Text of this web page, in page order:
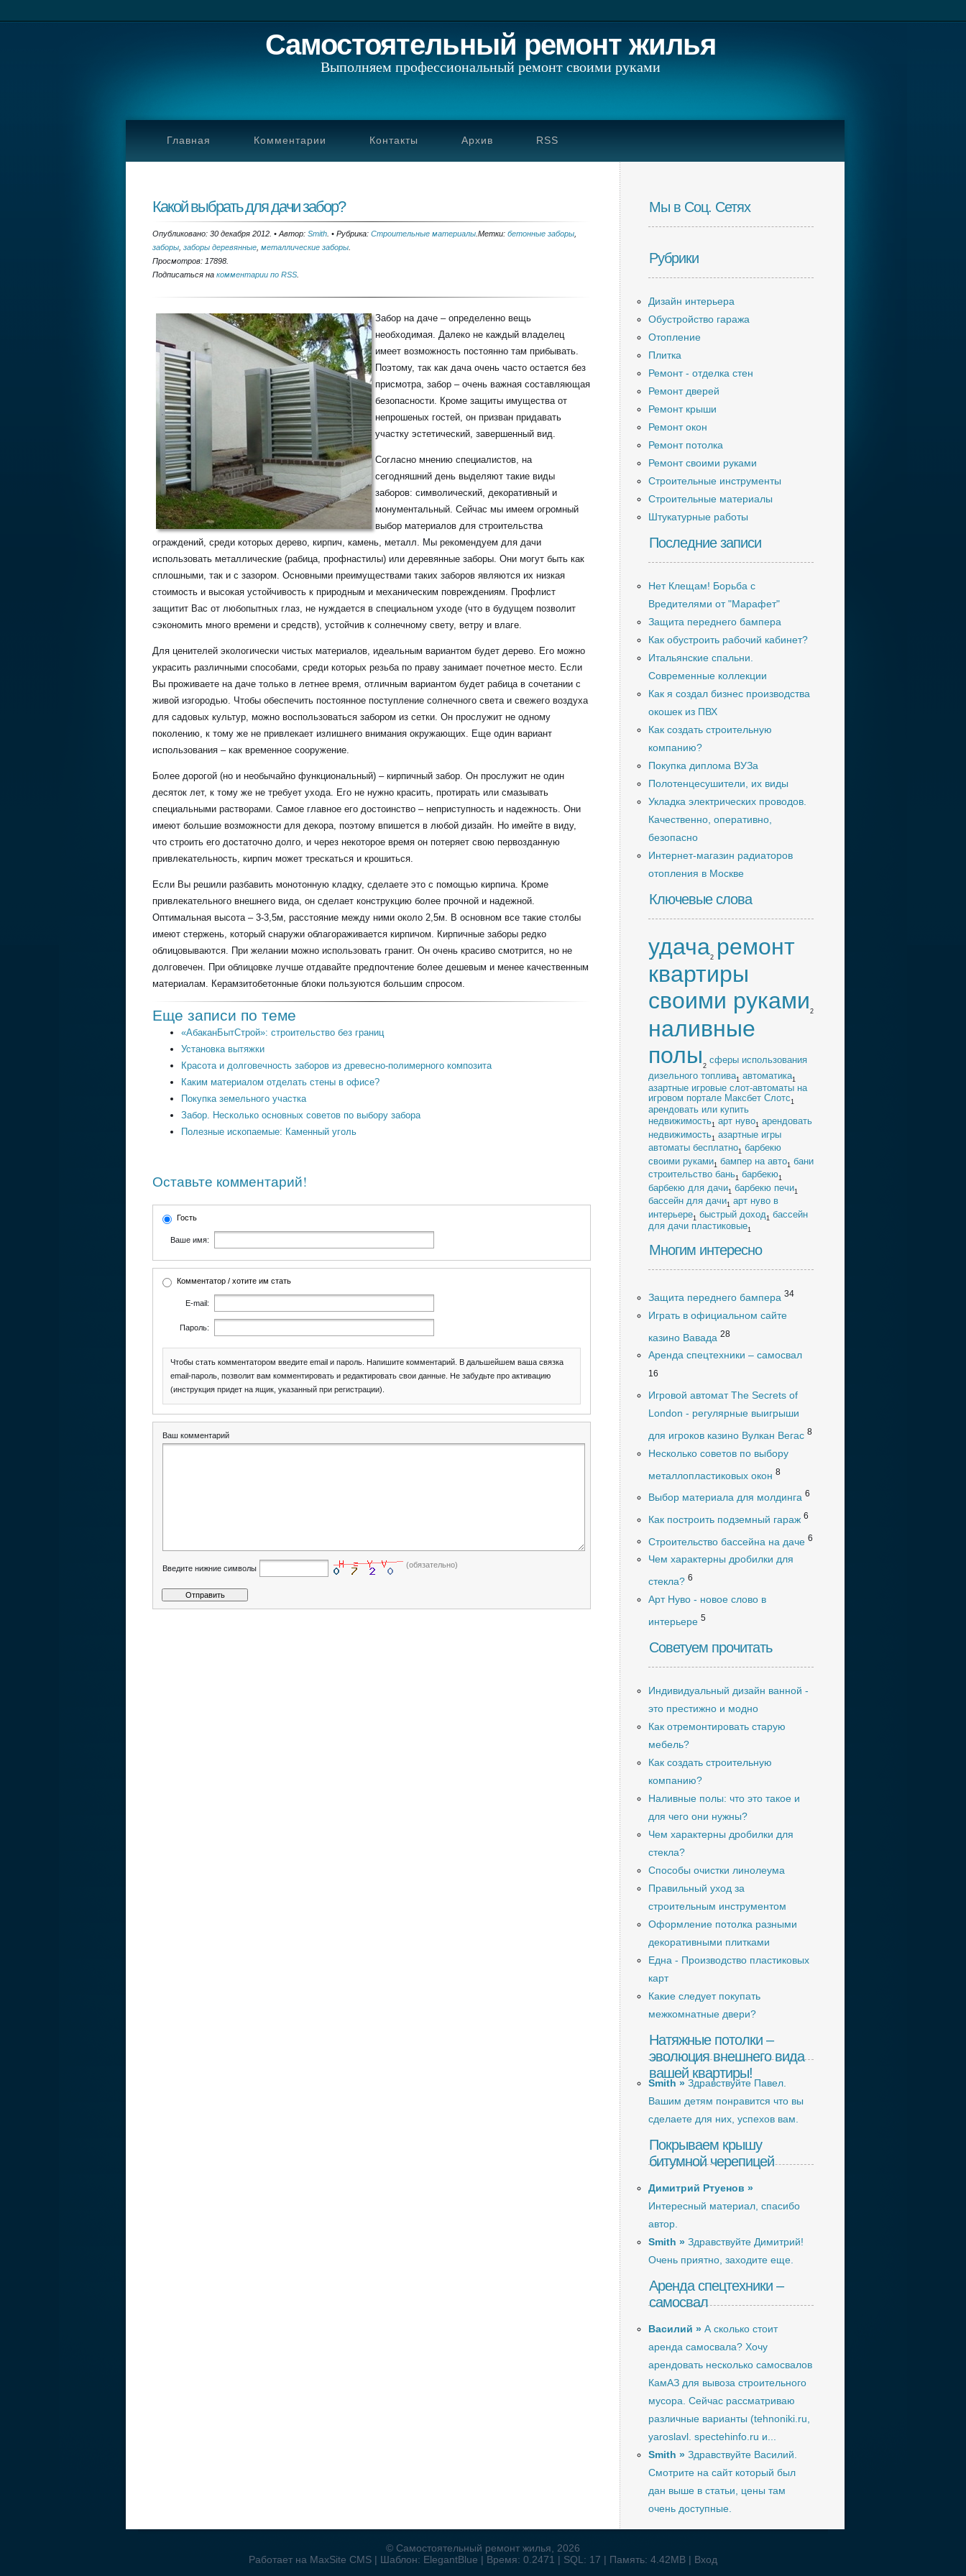
Самостоятельный ремонт жилья
Выполняем профессиональный ремонт своими руками
Главная Комментарии Контакты Архив RSS
Какой выбрать для дачи забор?
Опубликовано: 30 декабря 2012. • Автор: Smith • Рубрика: Строительные материалы Метки: бетонные заборы
заборы заборы деревянные металлические заборы
Просмотров: 17898.
Подписаться на комментарии по RSS
Забор на даче – определенно вещь
необходимая. Далеко не каждый владелец
имеет возможность постоянно там прибывать.
Поэтому, так как дача очень часто остается без
присмотра, забор – очень важная составляющая
безопасности. Кроме защиты имущества от
непрошеных гостей, он призван придавать
участку эстетический, завершенный вид.
Согласно мнению специалистов, на
сегодняшний день выделяют такие виды
заборов: символический, декоративный и
монументальный. Сейчас мы имеем огромный
выбор материалов для строительства
ограждений, среди которых дерево, кирпич, камень, металл. Мы рекомендуем для дачи
использовать металлические (рабица, профнастилы) или деревянные заборы. Они могут быть как
сплошными, так и с зазором. Основными преимуществами таких заборов являются их низкая
стоимость и высокая устойчивость к природным и механическим повреждениям. Профлист
защитит Вас от любопытных глаз, не нуждается в специальном уходе (что в будущем позволит
сэкономить много времени и средств), устойчив к солнечному свету, ветру и влаге.
Для ценителей экологически чистых материалов, идеальным вариантом будет дерево. Его можно
украсить различными способами, среди которых резьба по праву занимает почетное место. Если
Вы проживаете на даче только в летнее время, отличным вариантом будет рабица в сочетании с
живой изгородью. Чтобы обеспечить постоянное поступление солнечного света и свежего воздуха
для садовых культур, можно воспользоваться забором из сетки. Он прослужит не одному
поколению, к тому же не привлекает излишнего внимания окружающих. Еще один вариант
использования – как временное сооружение.
Более дорогой (но и необычайно функциональный) – кирпичный забор. Он прослужит не один
десяток лет, к тому же не требует ухода. Его не нужно красить, протирать или смазывать
специальными растворами. Самое главное его достоинство – неприступность и надежность. Они
имеют большие возможности для декора, поэтому впишется в любой дизайн. Но имейте в виду,
что строить его достаточно долго, и через некоторое время он потеряет свою первозданную
привлекательность, кирпич может трескаться и крошиться.
Если Вы решили разбавить монотонную кладку, сделаете это с помощью кирпича. Кроме
привлекательного внешнего вида, он сделает конструкцию более прочной и надежной.
Оптимальная высота – 3-3,5м, расстояние между ними около 2,5м. В основном все такие столбы
имеют стержень, который снаружи облагораживается кирпичом. Кирпичные заборы редко
облицовываются. При желании можно использовать гранит. Он очень красиво смотрится, но не
долговечен. При облицовке лучше отдавайте предпочтение более дешевым и менее качественным
материалам. Керамзитобетонные блоки пользуются большим спросом.
Еще записи по теме
«АбаканБытСтрой»: строительство без границ
Установка вытяжки
Красота и долговечность заборов из древесно-полимерного композита
Каким материалом отделать стены в офисе?
Покупка земельного участка
Забор. Несколько основных советов по выбору забора
Полезные ископаемые: Каменный уголь
Оставьте комментарий!
Гость
Ваше имя:
Комментатор / хотите им стать
E-mail:
Пароль:
Чтобы стать комментатором введите email и пароль. Напишите комментарий. В дальшейшем ваша связка
email-пароль, позволит вам комментировать и редактировать свои данные. Не забудьте про активацию
(инструкция придет на ящик, указанный при регистрации).
Ваш комментарий
Введите нижние символы (обязательно)
Мы в Соц. Сетях
Рубрики
Дизайн интерьера
Обустройство гаража
Отопление
Плитка
Ремонт - отделка стен
Ремонт дверей
Ремонт крыши
Ремонт окон
Ремонт потолка
Ремонт своими руками
Строительные инструменты
Строительные материалы
Штукатурные работы
Последние записи
Нет Клещам! Борьба с
Вредителями от "Марафет"
Защита переднего бампера
Как обустроить рабочий кабинет?
Итальянские спальни.
Современные коллекции
Как я создал бизнес производства
окошек из ПВХ
Как создать строительную
компанию?
Покупка диплома ВУЗа
Полотенцесушители, их виды
Укладка электрических проводов.
Качественно, оперативно,
безопасно
Интернет-магазин радиаторов
отопления в Москве
Ключевые слова
удача2 ремонт
квартиры
своими руками 2
наливные
полы 2
cферы использования
дизельного топлива1 автоматика1
азартные игровые слот-автоматы на
игровом портале Максбет Слотс 1
арендовать или купить
недвижимость1 арт нуво1 арендовать
недвижимость1 азартные игры
автоматы бесплатно1 барбекю
своими руками1 бампер на авто1 бани
строительство бань1 барбекю1
барбекю для дачи1 барбекю печи1
бассейн для дачи1 арт нуво в
интерьере1 быстрый доход1 бассейн
для дачи пластиковые1
Многим интересно
Защита переднего бампера 34
Играть в официальном сайте
казино Вавада 28
Аренда спецтехники – самосвал
16
Игровой автомат The Secrets of
London - регулярные выигрыши
для игроков казино Вулкан Вегас 8
Несколько советов по выбору
металлопластиковых окон 8
Выбор материала для молдинга 6
Как построить подземный гараж 6
Строительство бассейна на даче 6
Чем характерны дробилки для
стекла? 6
Арт Нуво - новое слово в
интерьере 5
Советуем прочитать
Индивидуальный дизайн ванной -
это престижно и модно
Как отремонтировать старую
мебель?
Как создать строительную
компанию?
Наливные полы: что это такое и
для чего они нужны?
Чем характерны дробилки для
стекла?
Способы очистки линолеума
Правильный уход за
строительным инструментом
Оформление потолка разными
декоративными плитками
Една - Производство пластиковых
карт
Какие следует покупать
межкомнатные двери?
Натяжные потолки –
эволюция внешнего вида
вашей квартиры!
Smith » Здравствуйте Павел.
Вашим детям понравится что вы
сделаете для них, успехов вам.
Покрываем крышу
битумной черепицей
Димитрий Ртуенов »
Интересный материал, спасибо
автор.
Smith » Здравствуйте Димитрий!
Очень приятно, заходите еще.
Аренда спецтехники –
самосвал
Василий » А сколько стоит
аренда самосвала? Хочу
арендовать несколько самосвалов
КамАЗ для вывоза строительного
мусора. Сейчас рассматриваю
различные варианты (tehnoniki.ru,
yaroslavl. spectehinfo.ru и...
Smith » Здравствуйте Василий.
Смотрите на сайт который был
дан выше в статьи, цены там
очень доступные.
© Самостоятельный ремонт жилья, 2026
Работает на MaxSite CMS | Шаблон: ElegantBlue | Время: 0.2471 | SQL: 17 | Память: 4.42MB | Вход